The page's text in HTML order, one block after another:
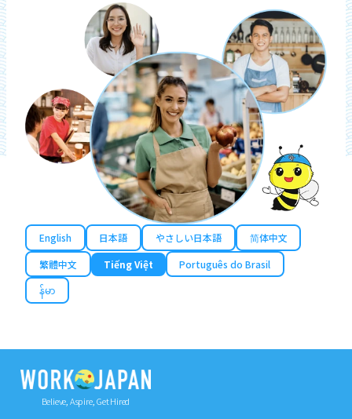
English 日本語 やさしい日本語
简体中文
繁體中文
Tiếng Việt
Português do Brasil
န်မာ
Believe, Aspire, Get Hired